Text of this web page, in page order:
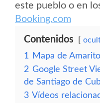
este pueblo o en
Booking.com
Contenidos
1
Mapa de Amarito
2 Google Street
de Santiago de
3 Vídeos